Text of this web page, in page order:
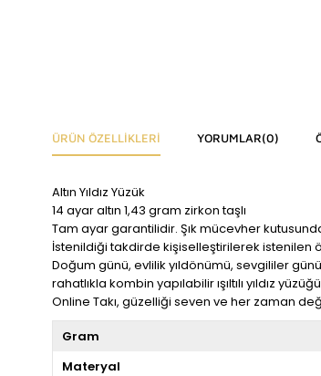
ÜRÜN ÖZELLIKLERI YORUMLAR(0)
Altın Yıldız Yüzük
14 ayar altın 1,43 gram zirkon taşlı
Tam ayar garantilidir. Şık mücevher
İstenildiği takdirde kişiselleştirilerek istenilen
Doğum günü, evlilik yıldönümü, sevgililer
rahatlıkla kombin yapılabilir ışıltılı yıldız
Online Takı, güzelliği seven ve her zaman
Gram
Materyal